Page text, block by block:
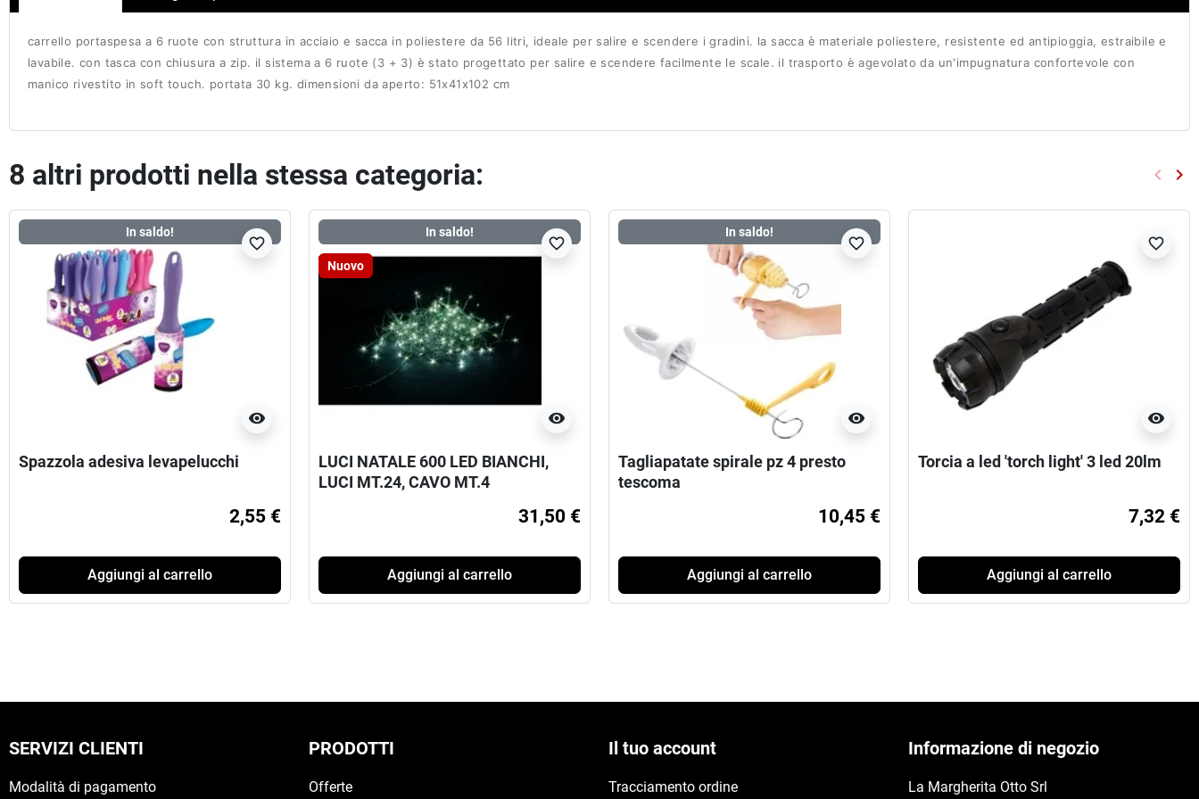
carrello portaspesa a 6 ruote con struttura in acciaio e sacca in poliestere da 56 litri, ideale per salire e scendere i gradini. la sacca è materiale poliestere, resistente ed antipioggia, estraibile e
lavabile. con tasca con chiusura a zip. il sistema a 6 ruote (3 + 3) è stato progettato per salire e scendere facilmente le scale. il trasporto è agevolato da un'impugnatura confortevole con
manico rivestito in soft touch. portata 30 kg. dimensioni da aperto: 51x41x102 cm
8 altri prodotti nella stessa categoria: keyboard_arrow_left keyboard_arrow_right
In saldo!
visibility
favorite_border
Spazzola adesiva levapelucchi
2,55 €
Aggiungi al carrello
In saldo!
Nuovo
visibility
favorite_border
LUCI NATALE 600 LED BIANCHI,
LUCI MT.24, CAVO MT.4
31,50 €
Aggiungi al carrello
In saldo!
visibility
favorite_border
Tagliapatate spirale pz 4 presto
tescoma
10,45 €
Aggiungi al carrello
visibility
favorite_border
Torcia a led 'torch light' 3 led 20lm
7,32 €
Aggiungi al carrello
SERVIZI CLIENTI
Modalità di pagamento
PRODOTTI
Offerte
Il tuo account
Tracciamento ordine
Informazione di negozio
La Margherita Otto Srl